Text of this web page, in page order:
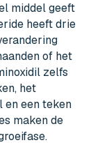
middel geeft
heeft drie
of het
zelfs
het
en een teken
maken de